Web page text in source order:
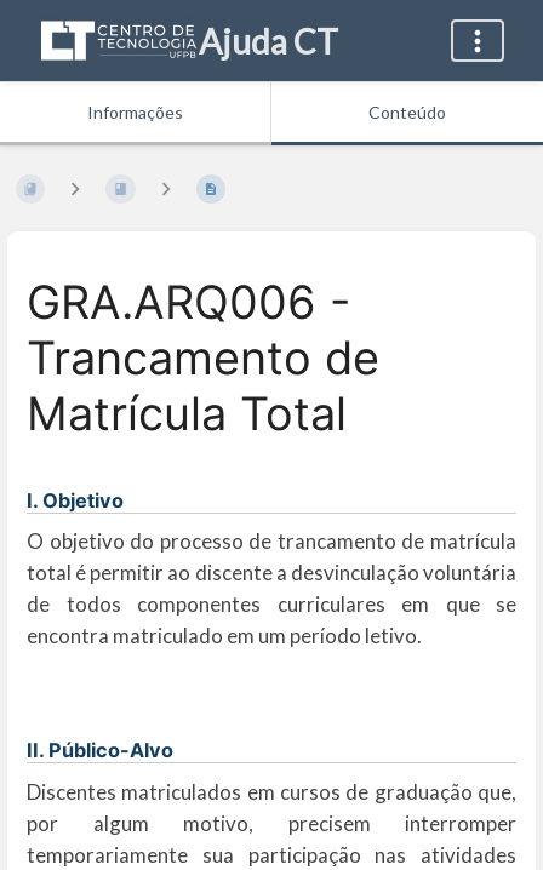
Ajuda CT
Informações Conteúdo
GRA.ARQ006 -
Trancamento de
Matrícula Total
I. Objetivo
O objetivo do processo de trancamento de matrícula
total é permitir ao discente a desvinculação voluntária
de todos componentes curriculares em que se
encontra matriculado em um período letivo.
II. Público-Alvo
Discentes matriculados em cursos de graduação que,
por algum motivo, precisem interromper
temporariamente sua participação nas atividades